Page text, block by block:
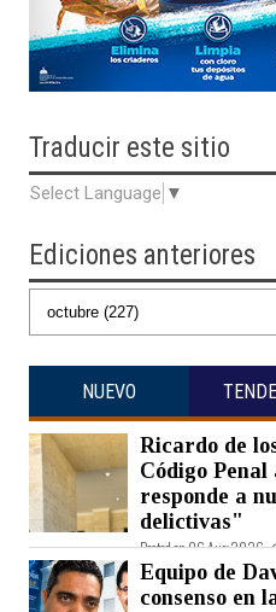
Traducir este sitio
Select Language ▼
Ediciones anteriores
NUEVO
Ricardo de
Código
responde a
delictivas"
Posted on 06 Aug 2026 -
Equipo de
consenso en